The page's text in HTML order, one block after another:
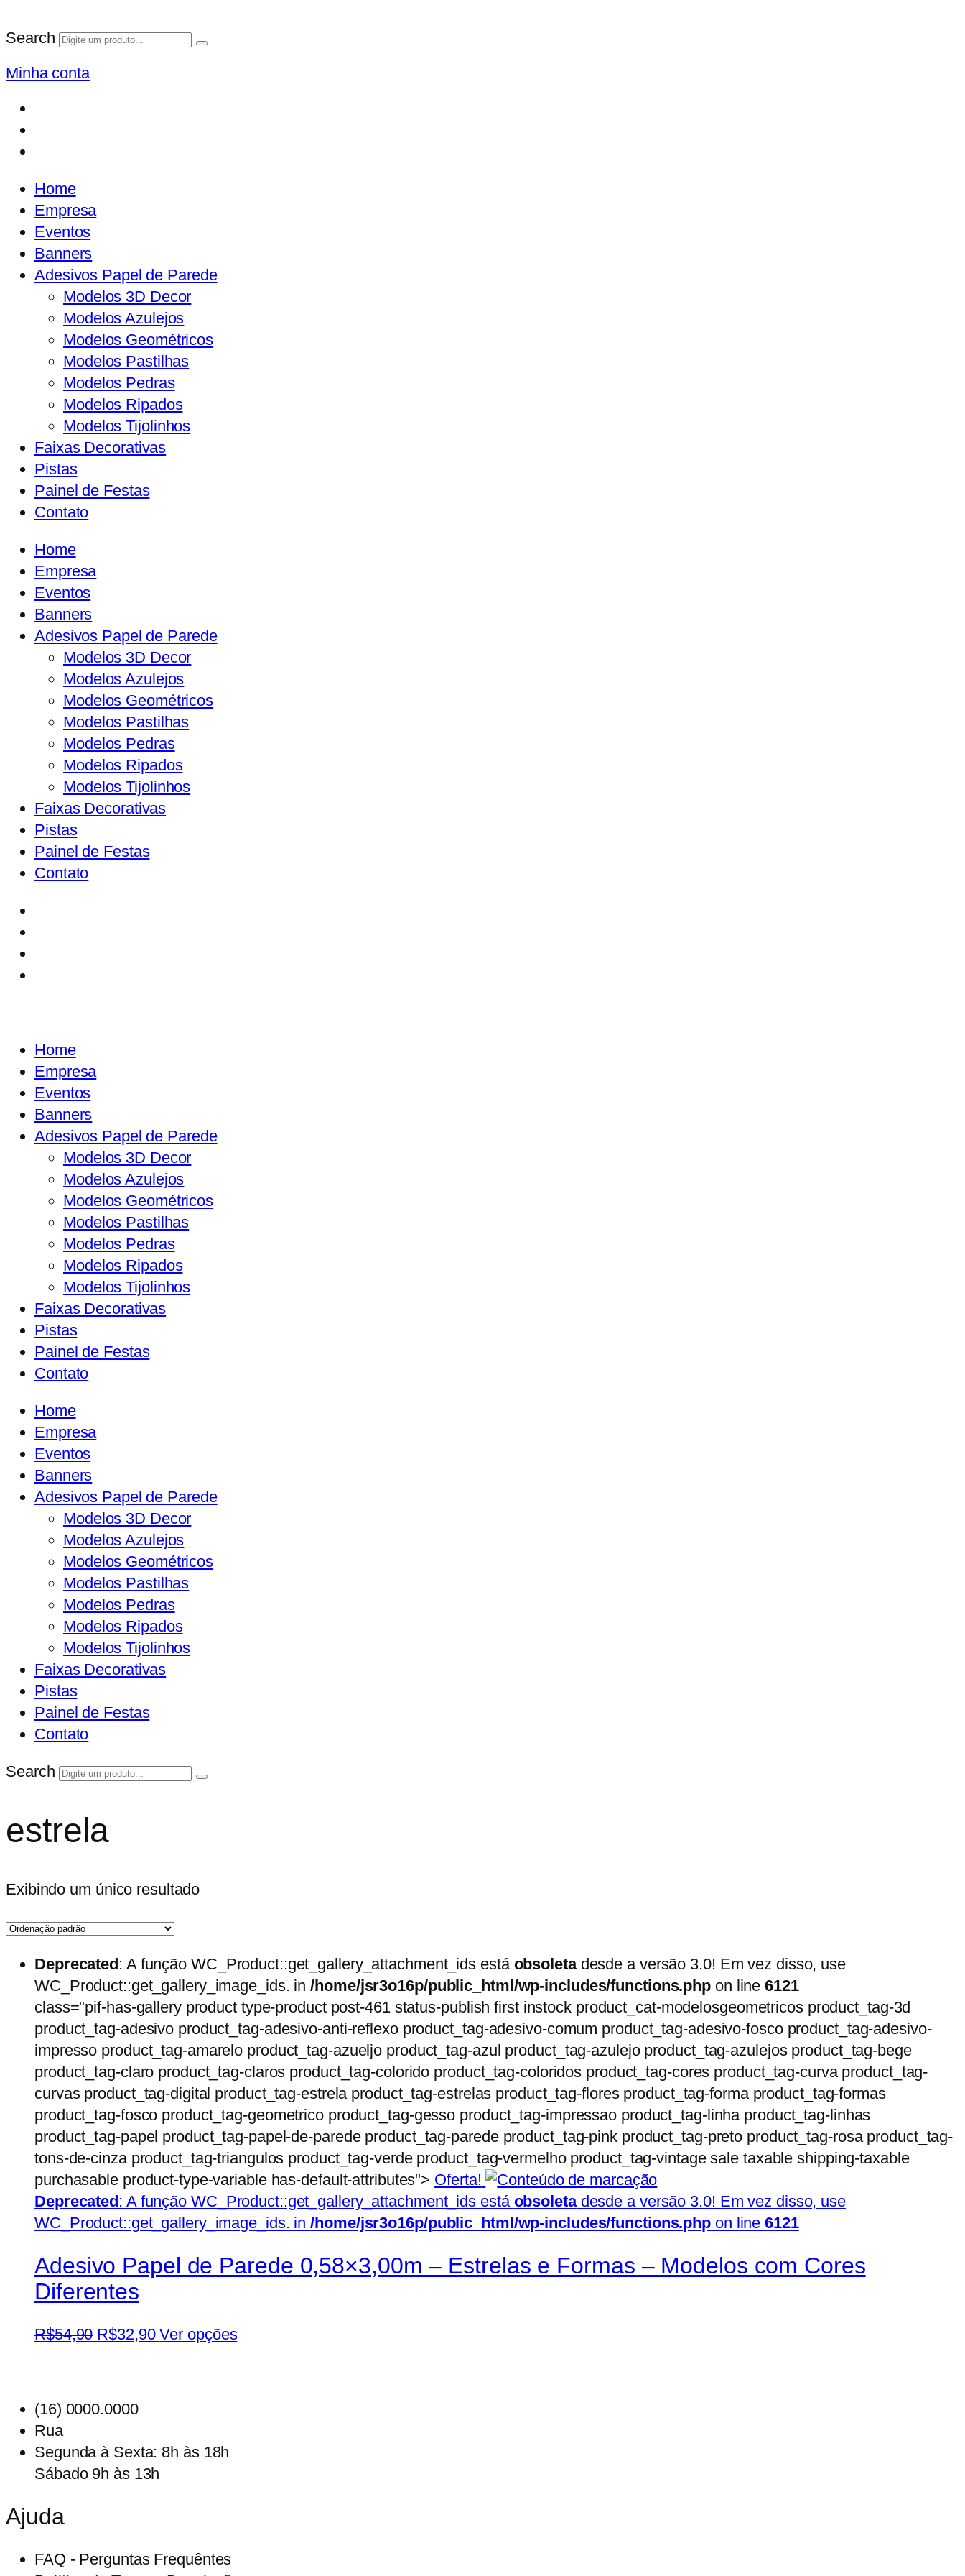
Search
Minha conta
Home
Empresa
Eventos
Banners
Adesivos Papel de Parede
Modelos 3D Decor
Modelos Azulejos
Modelos Geométricos
Modelos Pastilhas
Modelos Pedras
Modelos Ripados
Modelos Tijolinhos
Faixas Decorativas
Pistas
Painel de Festas
Contato
Home
Empresa
Eventos
Banners
Adesivos Papel de Parede
Modelos 3D Decor
Modelos Azulejos
Modelos Geométricos
Modelos Pastilhas
Modelos Pedras
Modelos Ripados
Modelos Tijolinhos
Faixas Decorativas
Pistas
Painel de Festas
Contato
Home
Empresa
Eventos
Banners
Adesivos Papel de Parede
Modelos 3D Decor
Modelos Azulejos
Modelos Geométricos
Modelos Pastilhas
Modelos Pedras
Modelos Ripados
Modelos Tijolinhos
Faixas Decorativas
Pistas
Painel de Festas
Contato
Home
Empresa
Eventos
Banners
Adesivos Papel de Parede
Modelos 3D Decor
Modelos Azulejos
Modelos Geométricos
Modelos Pastilhas
Modelos Pedras
Modelos Ripados
Modelos Tijolinhos
Faixas Decorativas
Pistas
Painel de Festas
Contato
Search
estrela
Exibindo um único resultado
Deprecated: A função WC_Product::get_gallery_attachment_ids está obsoletadesde a versão 3.0! Em vez disso, use
WC_Product::get_gallery_image_ids. in/home/jsr3o16p/public_html/wp-includes/functions.php on line6121
class="pif-has-gallery product type-product post-461 status-publish first instock product_cat-modelosgeometricos product_tag-3d
product_tag-adesivo product_tag-adesivo-anti-reflexo product_tag-adesivo-comum product_tag-adesivo-fosco product_tag-adesivo-
impresso product_tag-amarelo product_tag-azueljo product_tag-azul product_tag-azulejo product_tag-azulejos product_tag-bege
product_tag-claro product_tag-claros product_tag-colorido product_tag-coloridos product_tag-cores product_tag-curva product_tag-
curvas product_tag-digital product_tag-estrela product_tag-estrelas product_tag-flores product_tag-forma product_tag-formas
product_tag-fosco product_tag-geometrico product_tag-gesso product_tag-impressao product_tag-linha product_tag-linhas
product_tag-papel product_tag-papel-de-parede product_tag-parede product_tag-pink product_tag-preto product_tag-rosa product_tag-
tons-de-cinza product_tag-triangulos product_tag-verde product_tag-vermelho product_tag-vintage sale taxable shipping-taxable
purchasable product-type-variable has-default-attributes"> Oferta!
Deprecated: A função WC_Product::get_gallery_attachment_ids está obsoletadesde a versão 3.0! Em vez disso, use
WC_Product::get_gallery_image_ids. in/home/jsr3o16p/public_html/wp-includes/functions.php on line6121
Adesivo Papel de Parede 0,58×3,00m – Estrelas e Formas – Modelos com Cores
Diferentes
R$54,90 O
R$54,90.
R$32,90OVer opçõesEste
(16) 0000.0000
Rua
Segunda à Sexta: 8h às 18h
Sábado 9h às 13h
Ajuda
FAQ - Perguntas Frequêntes